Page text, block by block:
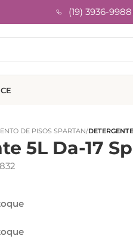
(19) 3936-9988
DE PISOS SPARTAN/
5L Da-17